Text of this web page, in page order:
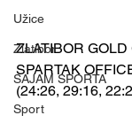
Užice
Zlatibor
SAJAM SPORTA
Sport
ZLATIBOR
SPARTAK
(24:26, 29:16,